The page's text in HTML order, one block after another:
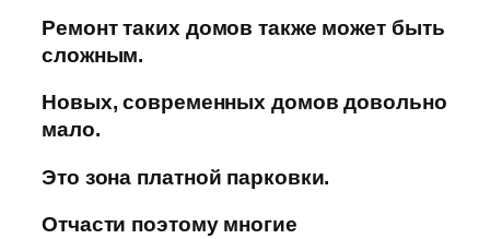
Ремонт таких домов также может быть
сложным.
Новых, современных домов довольно
мало.
Это зона платной парковки.
Отчасти поэтому многие